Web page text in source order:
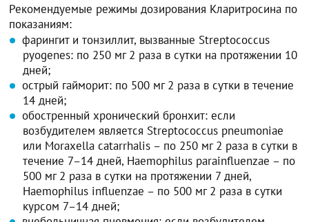
Рекомендуемые режимы дозирования Кларитросина по
показаниям:
фарингит и тонзиллит, вызванные Streptococcus
pyogenes: по 250 мг 2 раза в сутки на протяжении 10
дней;
острый гайморит: по 500 мг 2 раза в сутки в течение
14 дней;
обостренный хронический бронхит: если
возбудителем является Streptococcus pneumoniae
или Moraxella catarrhalis – по 250 мг 2 раза в сутки в
течение 7–14 дней, Haemophilus parainfluenzae – по
500 мг 2 раза в сутки на протяжении 7 дней,
Haemophilus influenzae – по 500 мг 2 раза в сутки
курсом 7–14 дней;